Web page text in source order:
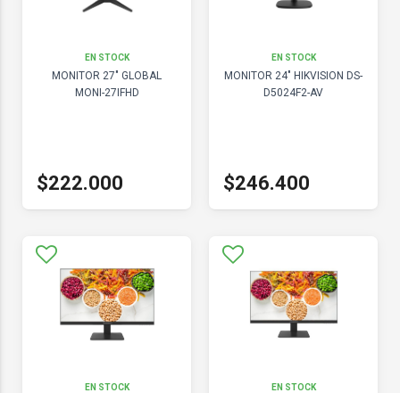
EN STOCK
MONITOR 27" GLOBAL
MONI-27IFHD
$222.000
EN STOCK
MONITOR 24" HIKVISION DS-
D5024F2-AV
$246.400
EN STOCK EN STOCK